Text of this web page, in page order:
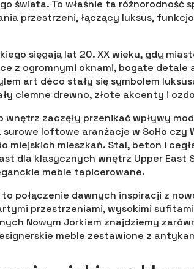
świata. To właśnie ta różnorodność
przestrzeni, łączący luksus,
sięgają lat 20. XX wieku, gdy
z ogromnymi oknami, bogate
art déco stały się symbolem
ciemne drewno, złote akcenty i
wnętrz zaczęły przenikać wpływy
loftowe aranżacje w SoHo czy
miejskich mieszkań. Stal, beton i
dla klasycznych wnętrz Upper East
meble tapicerowane.
połączenie dawnych inspiracji z
przestrzeniami, wysokimi
Nowym Jorkiem znajdziemy
meble zestawione z